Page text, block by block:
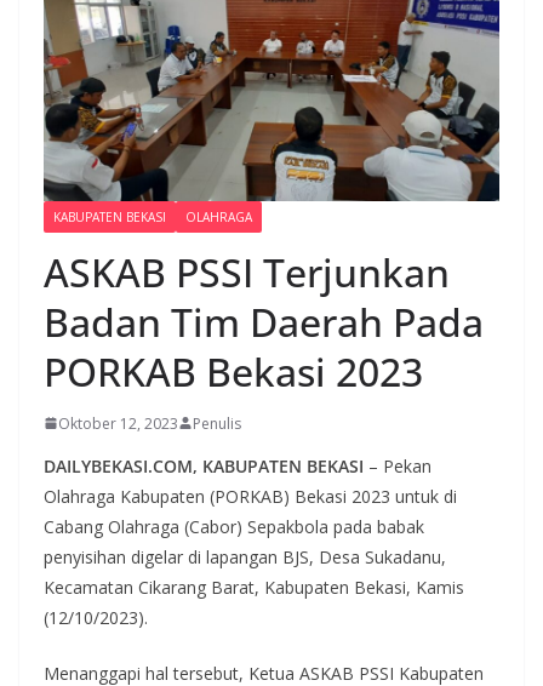
KABUPATEN BEKASI OLAHRAGA
ASKAB PSSI Terjunkan
Badan Tim Daerah Pada
PORKAB Bekasi 2023
Oktober 12, 2023 Penulis
DAILYBEKASI.COM, KABUPATEN BEKASI – Pekan
Olahraga Kabupaten (PORKAB) Bekasi 2023 untuk di
Cabang Olahraga (Cabor) Sepakbola pada babak
penyisihan digelar di lapangan BJS, Desa Sukadanu,
Kecamatan Cikarang Barat, Kabupaten Bekasi, Kamis
(12/10/2023).
Menanggapi hal tersebut, Ketua ASKAB PSSI Kabupaten